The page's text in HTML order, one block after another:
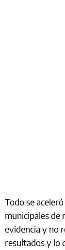
Todo se
municipales de
evidencia y no
resultados y lo